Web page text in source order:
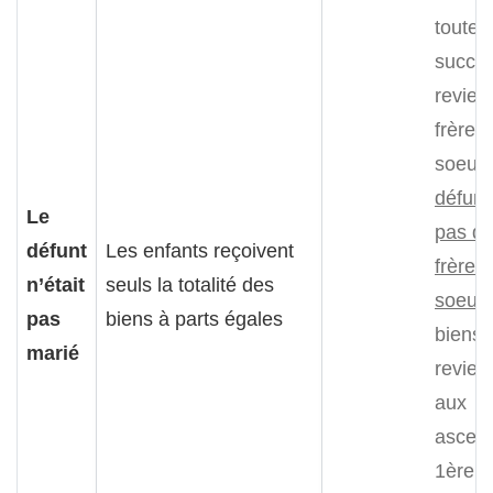
Le
défunt
n’était
pas
marié
Les enfants reçoivent
seuls la totalité des
biens à parts égales
toute
frères
défunt
pas de
frères
biens
aux
1ère